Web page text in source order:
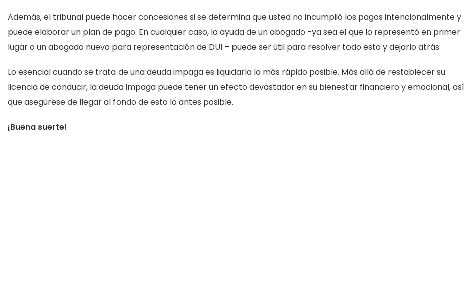
Además, el tribunal puede hacer concesiones si se determina que usted no incumplió los pagos intencionalmente y
puede elaborar un plan de pago. En cualquier caso, la ayuda de un abogado -ya sea el que lo representó en primer
lugar o unabogado nuevo para representación de DUI – puede ser útil para resolver todo esto y dejarlo atrás.
Lo esencial cuando se trata de una deuda impaga es liquidarla lo más rápido posible. Más allá de restablecer su
licencia de conducir, la deuda impaga puede tener un efecto devastador en su bienestar financiero y emocional, así
que asegúrese de llegar al fondo de esto lo antes posible.
¡Buena suerte!